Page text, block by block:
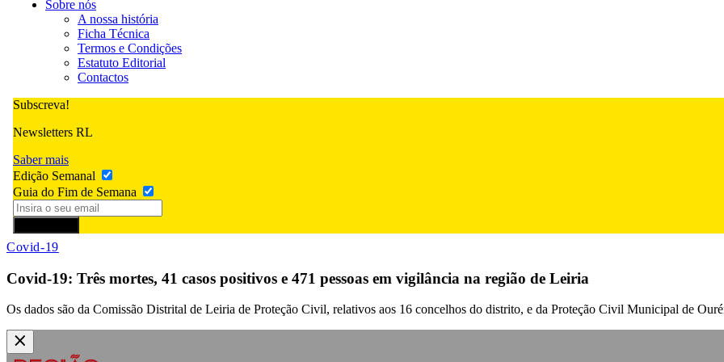
Sobre nós
A nossa história
Ficha Técnica
Termos e Condições
Estatuto Editorial
Contactos
Subscreva!
Newsletters RL
Saber mais
Edição Semanal
Guia do Fim de Semana
Covid-19
Covid-19: Três mortes, 41 casos positivos e 471 pessoas em vigilância na região de Leiria
Os dados são da Comissão Distrital de Leiria de Proteção Civil, relativos aos 16 concelhos do distrito, e da Proteção Civil Municipal de